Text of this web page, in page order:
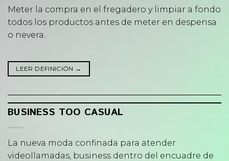
Meter la compra en el fregadero y limpiar a fondo
todos los productos antes de meter en despensa
o nevera.
LEER DEFINICIÓN →
BUSINESS TOO CASUAL
La nueva moda confinada para atender
videollamadas, business dentro del encuadre de